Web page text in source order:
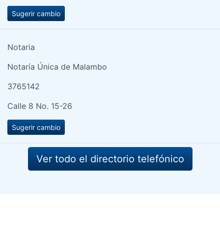
Sugerir cambio
Notaria
Notaría Única de Malambo
3765142
Calle 8 No. 15-26
Sugerir cambio
Ver todo el directorio telefónico